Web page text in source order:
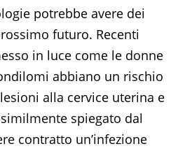
potrebbe avere dei
futuro. Recenti
in luce come le donne
abbiano un rischio
alla cervice uterina e
spiegato dal
contratto un’infezione